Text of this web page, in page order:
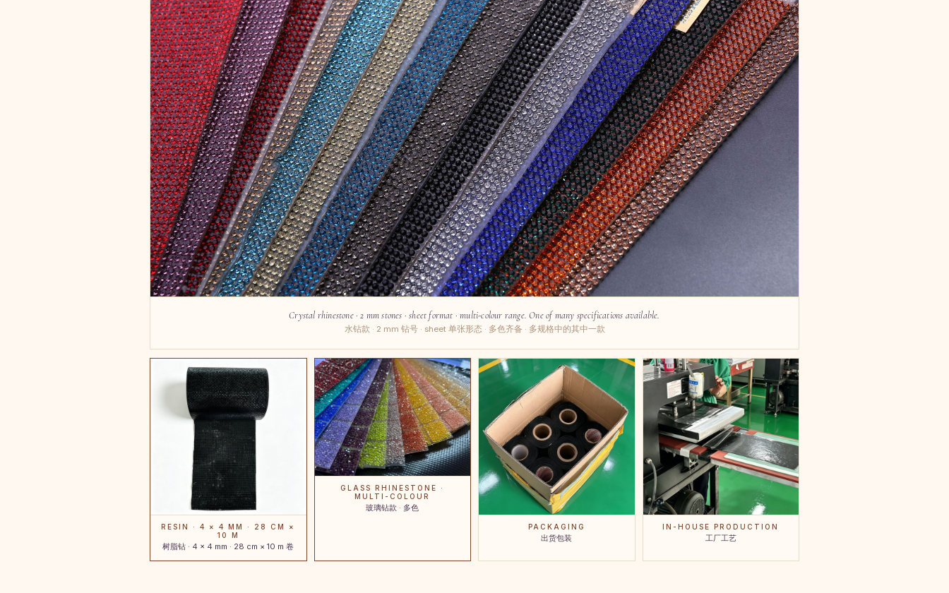
Crystal rhinestone · 2 mm stones · sheet format · multi-colour range. One of many specifications available.
水钻款 · 2 mm 钻号 · sheet 单张形态 · 多色齐备 · 多规格中的其中一款
RESIN · 4 × 4 MM · 28 CM ×
10 M
树脂钻 · 4 × 4 mm · 28 cm × 10 m 卷
GLASS RHINESTONE ·
MULTI-COLOUR
玻璃钻款 · 多色
PACKAGING
出货包装
IN-HOUSE PRODUCTION
工厂工艺